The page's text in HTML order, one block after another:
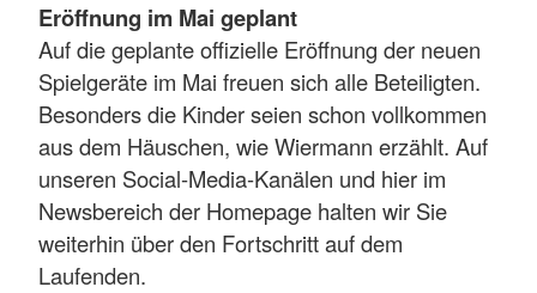
Eröffnung im Mai geplant
Auf die geplante offizielle Eröffnung der neuen
Spielgeräte im Mai freuen sich alle Beteiligten.
Besonders die Kinder seien schon vollkommen
aus dem Häuschen, wie Wiermann erzählt. Auf
unseren Social-Media-Kanälen und hier im
Newsbereich der Homepage halten wir Sie
weiterhin über den Fortschritt auf dem
Laufenden.